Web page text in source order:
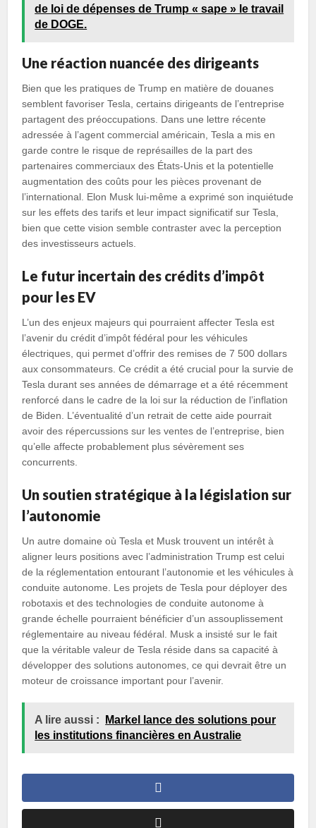
de loi de dépenses de Trump « sape » le travail
de DOGE.
Une réaction nuancée des dirigeants
Bien que les pratiques de Trump en matière de douanes
semblent favoriser Tesla, certains dirigeants de l’entreprise
partagent des préoccupations. Dans une lettre récente
adressée à l’agent commercial américain, Tesla a mis en
garde contre le risque de représailles de la part des
partenaires commerciaux des États-Unis et la potentielle
augmentation des coûts pour les pièces provenant de
l’international. Elon Musk lui-même a exprimé son inquiétude
sur les effets des tarifs et leur impact significatif sur Tesla,
bien que cette vision semble contraster avec la perception
des investisseurs actuels.
Le futur incertain des crédits d’impôt
pour les EV
L’un des enjeux majeurs qui pourraient affecter Tesla est
l’avenir du crédit d’impôt fédéral pour les véhicules
électriques, qui permet d’offrir des remises de 7 500 dollars
aux consommateurs. Ce crédit a été crucial pour la survie de
Tesla durant ses années de démarrage et a été récemment
renforcé dans le cadre de la loi sur la réduction de l’inflation
de Biden. L’éventualité d’un retrait de cette aide pourrait
avoir des répercussions sur les ventes de l’entreprise, bien
qu’elle affecte probablement plus sévèrement ses
concurrents.
Un soutien stratégique à la législation sur
l’autonomie
Un autre domaine où Tesla et Musk trouvent un intérêt à
aligner leurs positions avec l’administration Trump est celui
de la réglementation entourant l’autonomie et les véhicules à
conduite autonome. Les projets de Tesla pour déployer des
robotaxis et des technologies de conduite autonome à
grande échelle pourraient bénéficier d’un assouplissement
réglementaire au niveau fédéral. Musk a insisté sur le fait
que la véritable valeur de Tesla réside dans sa capacité à
développer des solutions autonomes, ce qui devrait être un
moteur de croissance important pour l’avenir.
A lire aussi :
Markel lance des solutions pour
les institutions financières en Australie